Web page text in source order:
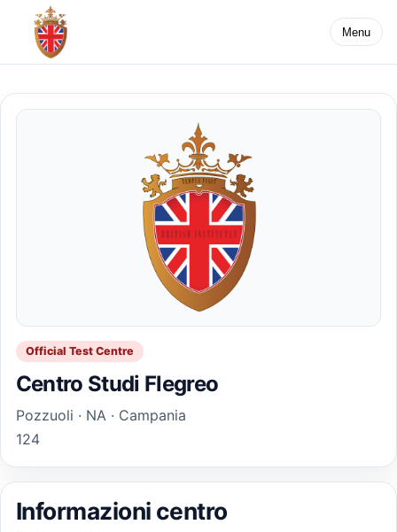
Menu
Official Test Centre
Centro Studi Flegreo
Pozzuoli · NA · Campania
124
Informazioni centro